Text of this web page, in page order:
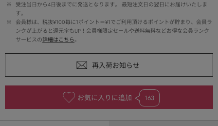
※
受注当日から4日後までに発送となります。 最短注文日の翌日にお届けいたしま
す。
※
会員様は、税抜¥100毎に1ポイント＝¥1でご利用頂けるポイントが貯まり、会員ラ
ンクが上がると還元率もUP！会員様限定セールや送料無料などお得な会員ランク
サービスの詳細はこちら。
お気に入りに追加 163